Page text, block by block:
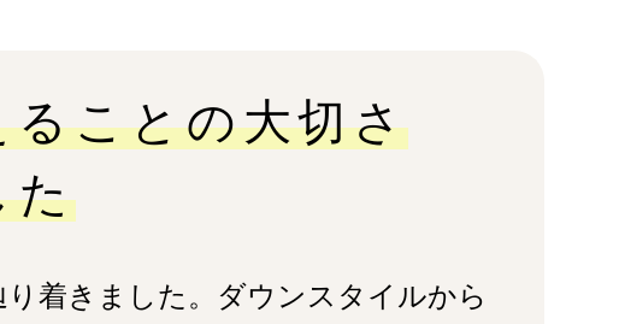
ることの大切さ
た
着きました。ダウンスタイルから